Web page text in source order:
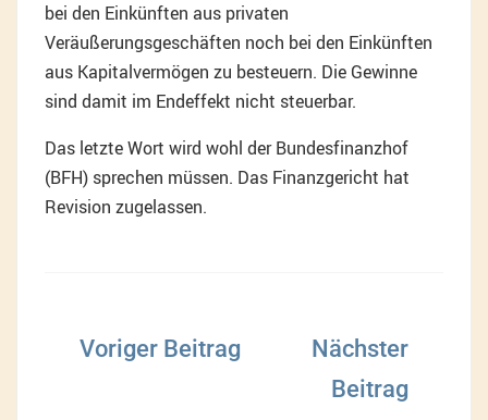
bei den Einkünften aus privaten
Veräußerungsgeschäften noch bei den Einkünften
aus Kapitalvermögen zu besteuern. Die Gewinne
sind damit im Endeffekt nicht steuerbar.
Das letzte Wort wird wohl der Bundesfinanzhof
(BFH) sprechen müssen. Das Finanzgericht hat
Revision zugelassen.